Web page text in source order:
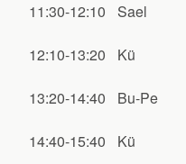
11:30-12:10 Sael
12:10-13:20 Kü
13:20-14:40 Bu-Pe
14:40-15:40 Kü